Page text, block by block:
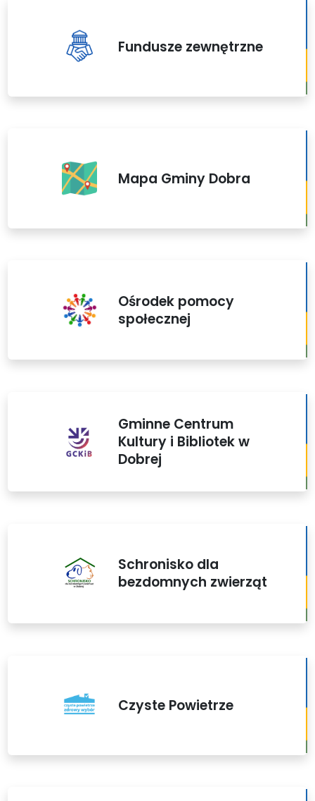
Fundusze zewnętrzne
Mapa Gminy Dobra
Ośrodek pomocy
społecznej
Gminne Centrum
Kultury i Bibliotek w
Dobrej
Schronisko dla
bezdomnych zwierząt
Czyste Powietrze